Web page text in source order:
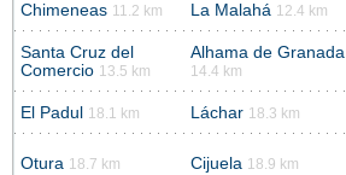
Chimeneas 11.2 km La Malahá 12.4 km
Santa Cruz del
Comercio 13.5 km
Alhama de Granada
14.4 km
El Padul 18.1 km Láchar 18.3 km
Otura 18.7 km Cijuela 18.9 km